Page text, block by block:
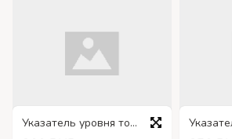
Указатель уровня топлива УБ26В